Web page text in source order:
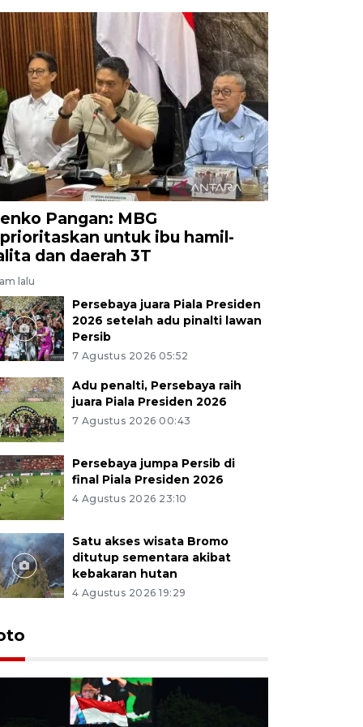
Pangan: MBG
untuk ibu hamil-
dan daerah 3T
lalu
Persebaya juara Piala Presiden
2026 setelah adu pinalti lawan
Persib
7 Agustus 2026 05:52
Adu penalti, Persebaya raih
juara Piala Presiden 2026
7 Agustus 2026 00:43
Persebaya jumpa Persib di
final Piala Presiden 2026
4 Agustus 2026 23:10
Satu akses wisata Bromo
ditutup sementara akibat
kebakaran hutan
4 Agustus 2026 19:29